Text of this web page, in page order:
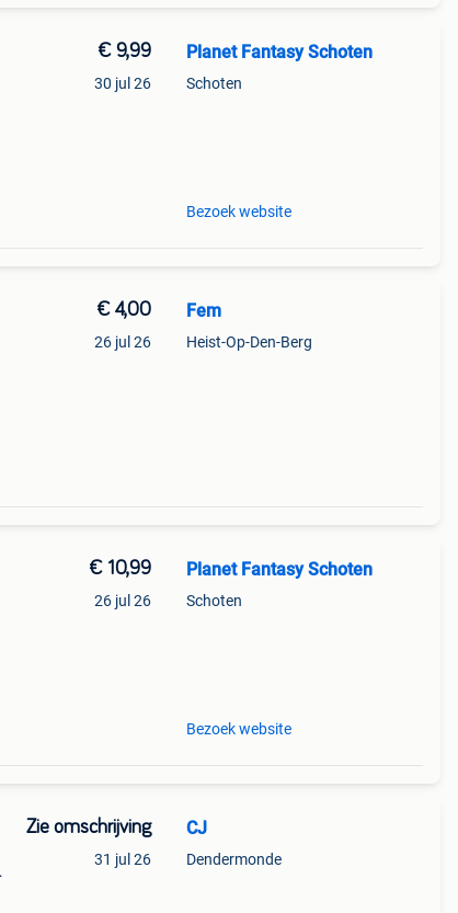
€ 9,99
30 jul 26
Planet Fantasy Schoten
Schoten
Bezoek website
€ 4,00
26 jul 26
Fem
Heist-Op-Den-Berg
€ 10,99
26 jul 26
Planet Fantasy Schoten
Schoten
Bezoek website
Zie omschrijving
31 jul 26
CJ
Dendermonde